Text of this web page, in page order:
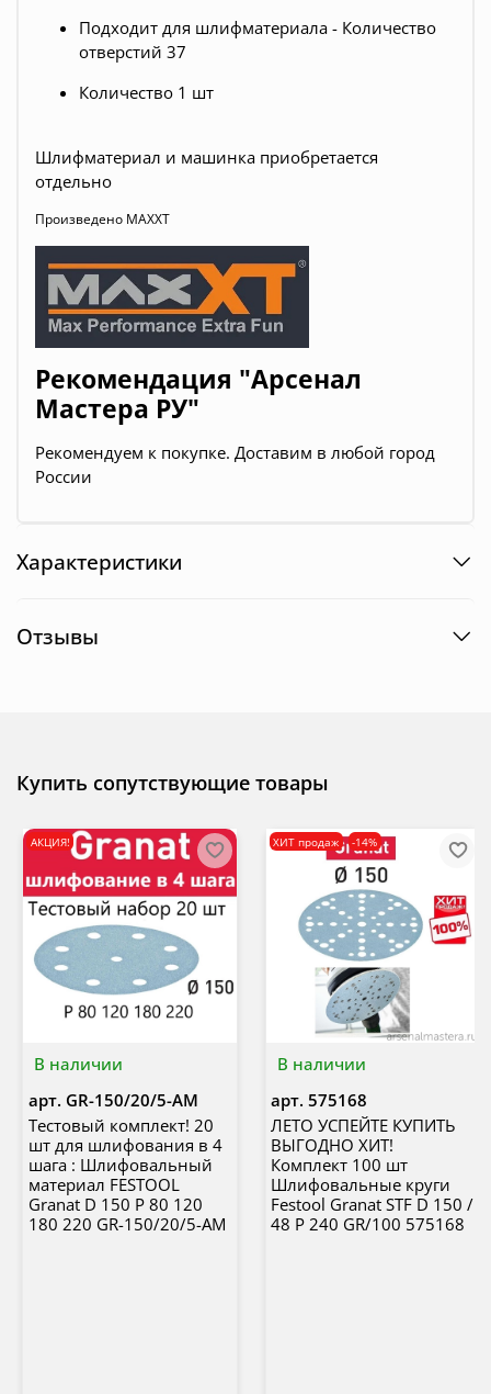
Подходит для шлифматериала - Количество
отверстий 37
Количество 1 шт
Шлифматериал и машинка приобретается
отдельно
Произведено MAXXT
Рекомендация "Арсенал
Мастера РУ"
Рекомендуем к покупке. Доставим в любой город
России
Характеристики
Отзывы
Купить сопутствующие товары
В наличии
АКЦИЯ!
арт. GR-150/20/5-AM
Тестовый комплект! 20
шт для шлифования в 4
шага : Шлифовальный
материал FESTOOL
Granat D 150 P 80 120
180 220 GR-150/20/5-AM
В наличии
ХИТ продаж -14%
арт. 575168
ЛЕТО УСПЕЙТЕ КУПИТЬ
ВЫГОДНО ХИТ!
Комплект 100 шт
Шлифовальные круги
Festool Granat STF D 150 /
48 P 240 GR/100 575168